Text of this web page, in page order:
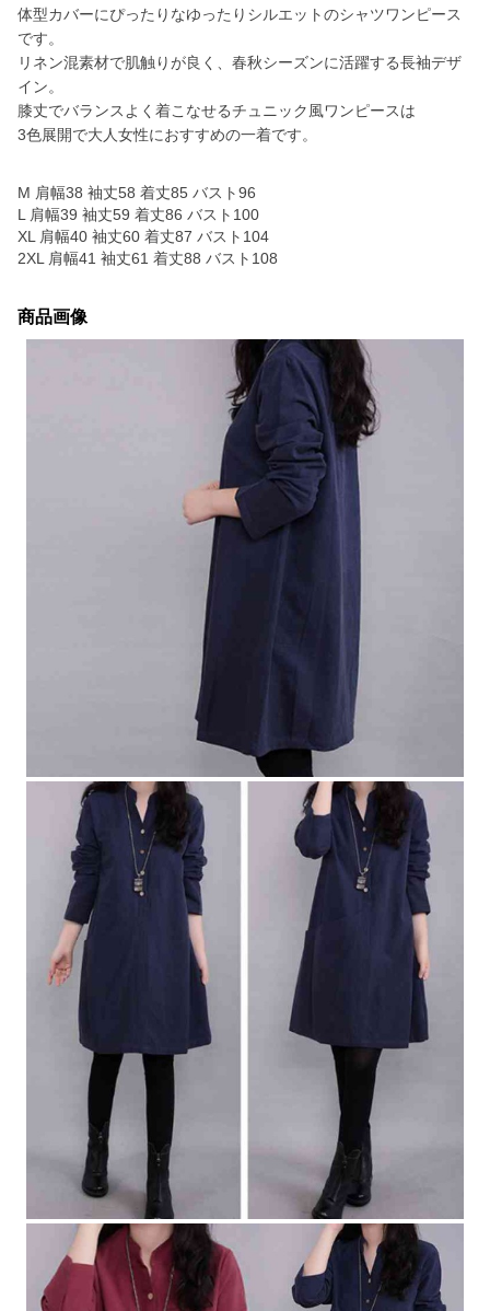
体型カバーにぴったりなゆったりシルエットのシャツワンピース
です。
リネン混素材で肌触りが良く、春秋シーズンに活躍する長袖デザ
イン。
膝丈でバランスよく着こなせるチュニック風ワンピースは
3色展開で大人女性におすすめの一着です。
M 肩幅38 袖丈58 着丈85 バスト96
L 肩幅39 袖丈59 着丈86 バスト100
XL 肩幅40 袖丈60 着丈87 バスト104
2XL 肩幅41 袖丈61 着丈88 バスト108
商品画像